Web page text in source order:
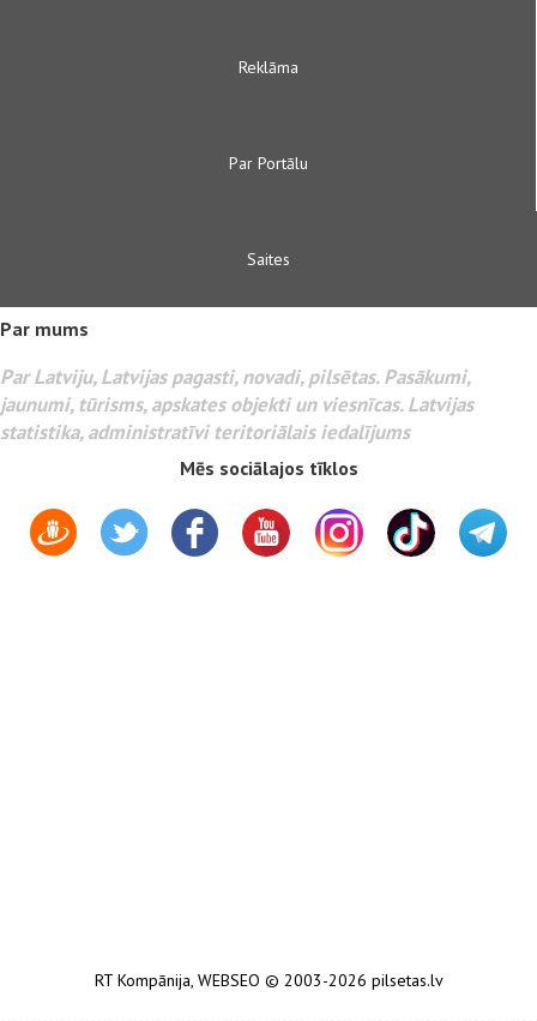
Reklāma
Par Portālu
Saites
Par mums
Par Latviju, Latvijas pagasti, novadi, pilsētas. Pasākumi,
jaunumi, tūrisms, apskates objekti un viesnīcas. Latvijas
statistika, administratīvi teritoriālais iedalījums
Mēs sociālajos tīklos
RT Kompānija, WEBSEO © 2003-2026 pilsetas.lv